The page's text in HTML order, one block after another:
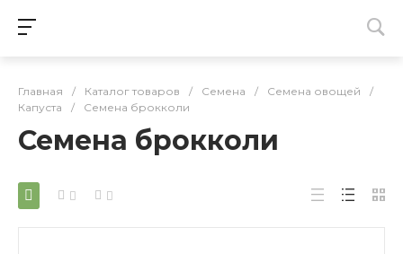
Главная / Каталог товаров / Семена / Семена овощей
/
Капуста
/ Семена брокколи
Семена брокколи